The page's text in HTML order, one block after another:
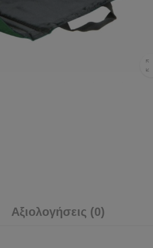
Αξιολογήσεις (0)